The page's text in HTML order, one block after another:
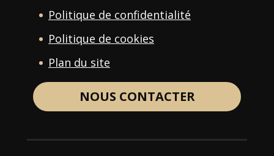
Politique de confidentialité
Politique de cookies
Plan du site
NOUS CONTACTER